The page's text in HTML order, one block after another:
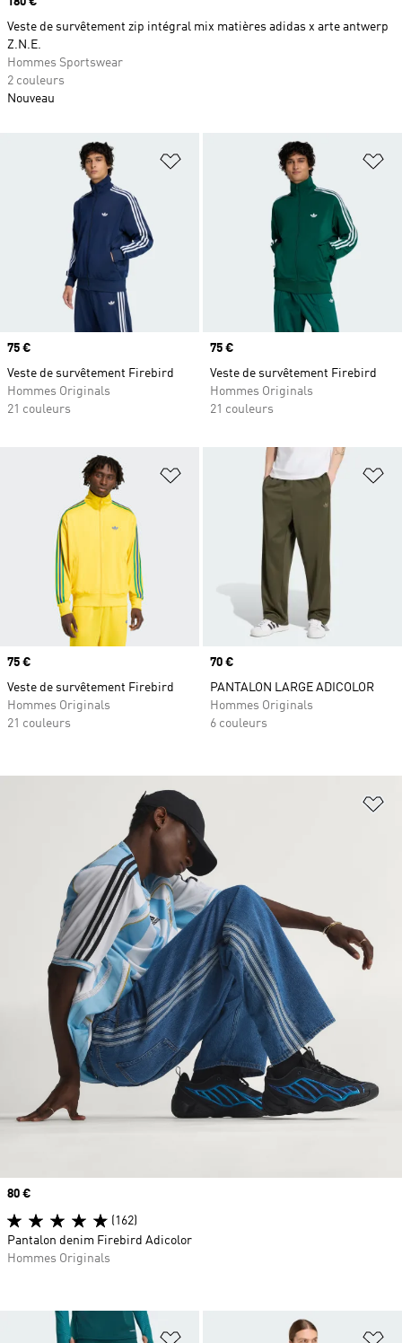
Ajouter à la Liste de produits
Prix
75 €
Veste de survêtement Firebird
Hommes Originals
21 couleurs
Prix
75 €
Veste de survêtement Firebird
Hommes Originals
21 couleurs
Ajouter à la Liste de produits
Prix
75 €
Veste de survêtement Firebird
Hommes Originals
21 couleurs
Prix
70 €
PANTALON LARGE ADICOLOR
Hommes Originals
6 couleurs
Ajouter à la Liste de produits
Veste de survêtement zip intégral mix matières adidas x arte antwerp
Z.N.E.
Hommes Sportswear
2 couleurs
Nouveau
Prix
80 €
(162)
Pantalon denim Firebird Adicolor
Hommes Originals